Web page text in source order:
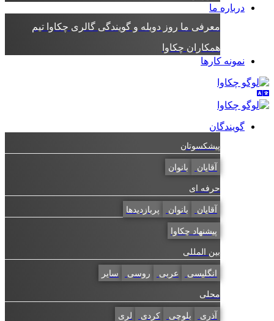
درباره ما
معرفی ماروز دوبله و گویندگیگالری چکاواتیم
همکاران چکاوا
نمونه کارها
گویندگان
پیشکسوتان
بانوان
حرفه ای
بانوان پربازدیدها
پیشنهاد چکاوا
بین المللی
انگلیسی عربی روسی سایر
محلی
بلوچی کردی لری